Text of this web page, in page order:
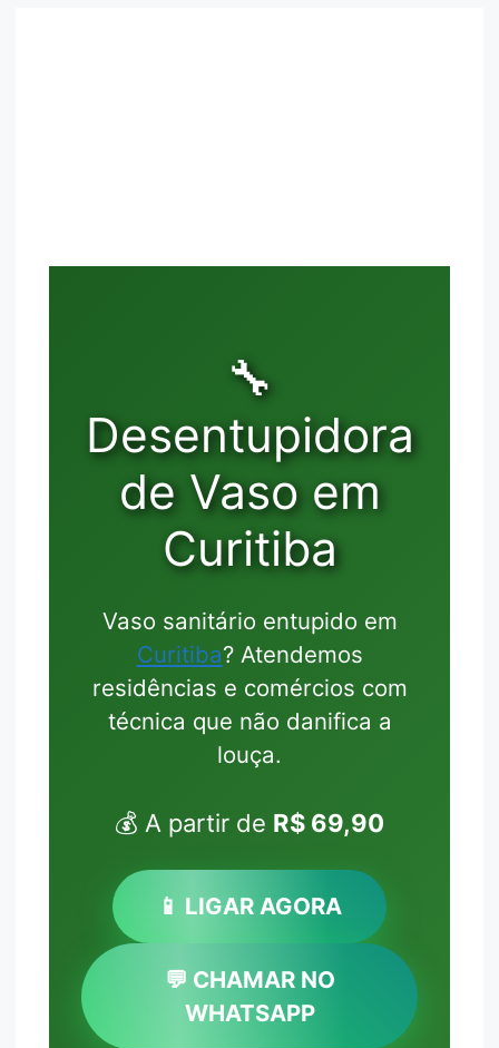
🔧
Desentupidora
de Vaso em
Curitiba
Vaso sanitário entupido em
Curitiba? Atendemos
residências e comércios com
técnica que não danifica a
louça.
💰 A partir de R$ 69,90
📱 LIGAR AGORA
💬 CHAMAR NO
WHATSAPP